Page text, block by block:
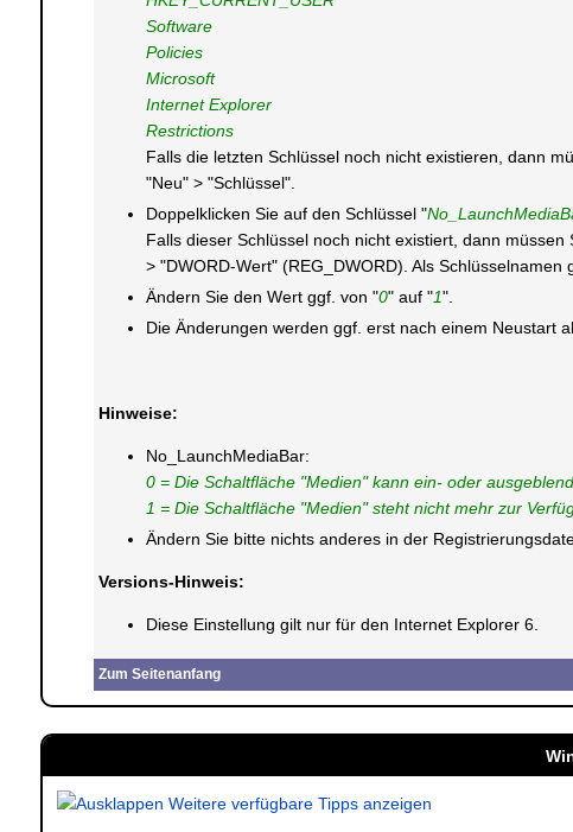
Software
Policies
Microsoft
Internet Explorer
Restrictions
Falls die letzten Schlüssel noch nicht existieren, dann
"Neu" > "Schlüssel".
Doppelklicken Sie auf den Schlüssel "
Falls dieser Schlüssel noch nicht existiert, dann
> "DWORD-Wert" (REG_DWORD). Als Schlüsselnamen
Ändern Sie den Wert ggf. von "0" auf "1".
Die Änderungen werden ggf. erst nach einem Neustart
Hinweise:
No_LaunchMediaBar:
0 = Die Schaltfläche "Medien" kann ein- oder
1 = Die Schaltfläche "Medien" steht nicht mehr zur
Ändern Sie bitte nichts anderes in der
Versions-Hinweis:
Diese Einstellung gilt nur für den Internet Explorer 6.
Zum Seitenanfang
Weitere verfügbare Tipps anzeigen